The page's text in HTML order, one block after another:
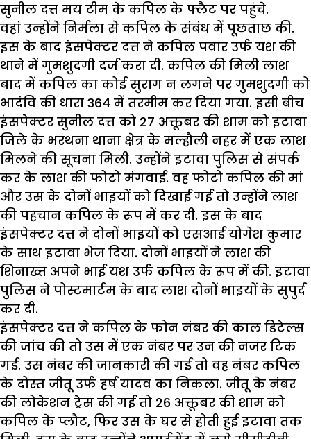
सुनील दत्त मय टीम के कपिल के फ्लैट पर पहुंचे.
वहां उन्होंने निर्मला से कपिल के संबंध में पूछताछ की.
इस के बाद इंसपेक्टर दत्त ने कपिल पवार उर्फ यश की
थाने में गुमशुदगी दर्ज करा दी. कपिल की मिली लाश
बाद में कपिल का कोई सुराग न लगने पर गुमशुदगी को
भादंवि की धारा 364 में तरमीम कर दिया गया. इसी बीच
इंसपेक्टर सुनील दत्त को 27 अक्तूबर की शाम को इटावा
जिले के भरथना थाना क्षेत्र के मल्हौली नहर में एक लाश
मिलने की सूचना मिली. उन्होंने इटावा पुलिस से संपर्क
कर के लाश की फोटो मंगवाई. वह फोटो कपिल की मां
और उस के दोनों भाइयों को दिखाई गई तो उन्होंने लाश
की पहचान कपिल के रूप में कर दी. इस के बाद
इंसपेक्टर दत्त ने दोनों भाइयों को एसआई योगेश कुमार
के साथ इटावा भेज दिया. दोनों भाइयों ने लाश की
शिनाख्त अपने भाई यश उर्फ कपिल के रूप में की. इटावा
पुलिस ने पोस्टमार्टम के बाद लाश दोनों भाइयों के सुपुर्द
कर दी.
इंसपेक्टर दत्त ने कपिल के फोन नंबर की काल डिटेल्स
की जांच की तो उस में एक नंबर पर उन की नजर टिक
गई. उस नंबर की जानकारी की गई तो वह नंबर कपिल
के दोस्त जीतू उर्फ हर्ष यादव का निकला. जीतू के नंबर
की लोकेशन ट्रेस की गई तो 26 अक्तूबर की शाम को
कपिल के प्लौट, फिर उस के घर से होती हुई इटावा तक